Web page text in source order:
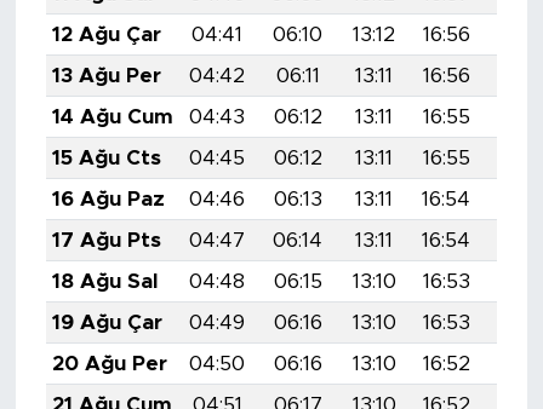
12 Ağu Çar
04:41 06:10 13:12 16:56
13 Ağu Per
04:42 06:11 13:11 16:56
14 Ağu Cum
04:43 06:12 13:11 16:55
15 Ağu Cts
04:45 06:12 13:11 16:55
16 Ağu Paz
04:46 06:13 13:11 16:54
17 Ağu Pts
04:47 06:14 13:11 16:54
18 Ağu Sal
04:48 06:15 13:10 16:53
19 Ağu Çar
04:49 06:16 13:10 16:53
20 Ağu Per
04:50 06:16 13:10 16:52